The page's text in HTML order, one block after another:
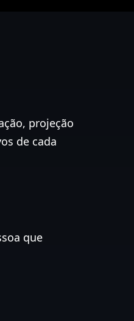
projeção
de cada
que